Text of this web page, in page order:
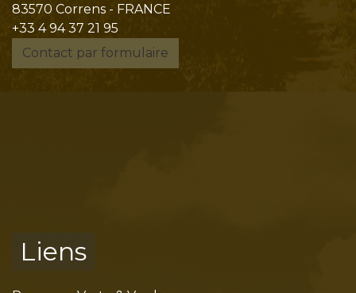
83570 Correns - FRANCE
+33 4 94 37 21 95
Contact par formulaire
Liens